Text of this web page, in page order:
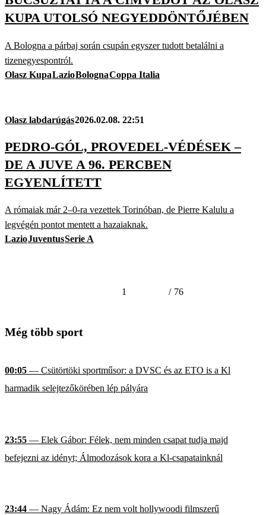
KUPA UTOLSÓ NEGYEDDÖNTŐJÉBEN
A Bologna a párbaj során csupán egyszer tudott betalálni a
tizenegyespontról.
Olasz KupaLazioBolognaCoppa Italia
Olasz labdarúgás2026.02.08. 22:51
PEDRO-GÓL, PROVEDEL-VÉDÉSEK –
DE A JUVE A 96. PERCBEN
EGYENLÍTETT
A rómaiak már 2–0-ra vezettek Torinóban, de Pierre Kalulu a
legvégén pontot mentett a hazaiaknak.
LazioJuventusSerie A
1 / 76
Még több sport
00:05 — Csütörtöki sportműsor: a DVSC és az ETO is a Kl
harmadik selejtezőkörében lép pályára
23:55 — Elek Gábor: Félek, nem minden csapat tudja majd
befejezni az idényt; Álmodozások kora a Kl-csapatainknál
23:44 — Nagy Ádám: Ez nem volt hollywoodi filmszerű